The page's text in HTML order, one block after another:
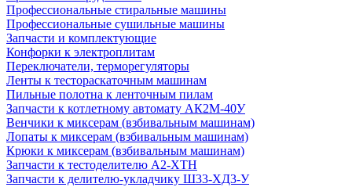
Профессиональные стиральные машины
Профессиональные сушильные машины
Запчасти и комплектующие
Конфорки к электроплитам
Переключатели, терморегуляторы
Ленты к тестораскаточным машинам
Пильные полотна к ленточным пилам
Запчасти к котлетному автомату АК2М-40У
Венчики к миксерам (взбивальным машинам)
Лопаты к миксерам (взбивальным машинам)
Крюки к миксерам (взбивальным машинам)
Запчасти к тестоделителю А2-ХТН
Запчасти к делителю-укладчику Ш33-ХД3-У